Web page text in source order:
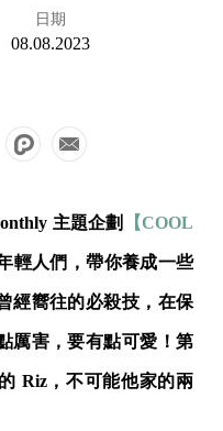
日期
08.08.2023
主題企劃 【COOL
輕人們，帶你養成一些
經嚮往的必殺技，在保
厲害，要有點可愛！第
Riz，不可能他家的兩